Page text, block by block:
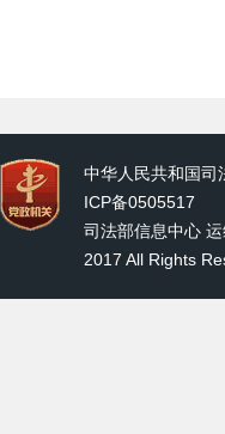
中华人民共和国司
ICP备0505517
司法部信息中心
2017 All Rights